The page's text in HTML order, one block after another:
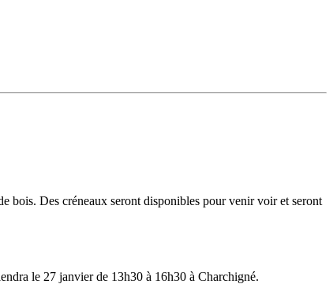
bois. Des créneaux seront disponibles pour venir voir et seront
le 27 janvier de 13h30 à 16h30 à Charchigné.